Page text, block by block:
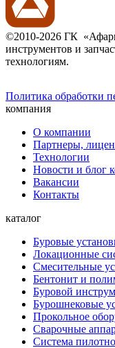
©2010-2026 ГК
инструментов и
технологиям.
Политика обработки
компания
О компании
Партнеры,
Технологии
Новости и блог
Вакансии
Контакты
каталог
Буровые
Локационные
Смесительные
Бентонит и
Буровой
Бурошнековые
Прокольное
Сварочные
Система